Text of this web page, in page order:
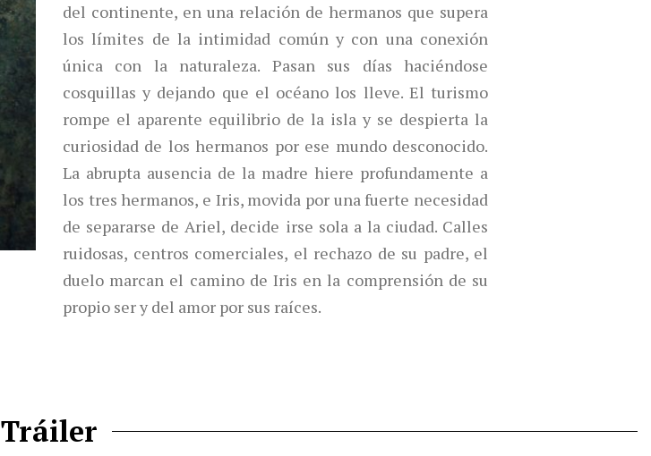
del continente, en una relación de hermanos que supera
los límites de la intimidad común y con una conexión
única con la naturaleza. Pasan sus días haciéndose
cosquillas y dejando que el océano los lleve. El turismo
rompe el aparente equilibrio de la isla y se despierta la
curiosidad de los hermanos por ese mundo desconocido.
La abrupta ausencia de la madre hiere profundamente a
los tres hermanos, e Iris, movida por una fuerte necesidad
de separarse de Ariel, decide irse sola a la ciudad. Calles
ruidosas, centros comerciales, el rechazo de su padre, el
duelo marcan el camino de Iris en la comprensión de su
propio ser y del amor por sus raíces.
Tráiler